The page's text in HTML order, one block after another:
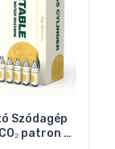
Szódagép
patron –